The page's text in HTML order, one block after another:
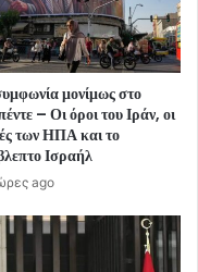
μονίμως στο
– Οι όροι του Ιράν, οι
των ΗΠΑ και το
Ισραήλ
ago